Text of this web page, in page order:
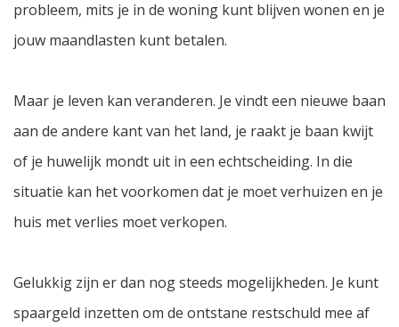
probleem, mits je in de woning kunt blijven wonen en je
jouw maandlasten kunt betalen.
Maar je leven kan veranderen. Je vindt een nieuwe baan
aan de andere kant van het land, je raakt je baan kwijt
of je huwelijk mondt uit in een echtscheiding. In die
situatie kan het voorkomen dat je moet verhuizen en je
huis met verlies moet verkopen.
Gelukkig zijn er dan nog steeds mogelijkheden. Je kunt
spaargeld inzetten om de ontstane restschuld mee af